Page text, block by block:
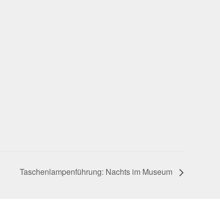
Taschen­lam­pen­füh­rung: Nachts im Museum